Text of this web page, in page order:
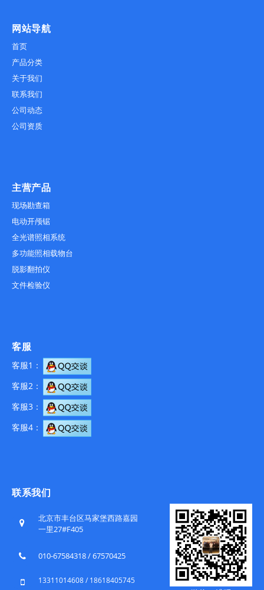
网站导航
首页
产品分类
关于我们
联系我们
公司动态
公司资质
主营产品
现场勘查箱
电动开颅锯
全光谱照相系统
多功能照相载物台
脱影翻拍仪
文件检验仪
客服
客服1：
客服2：
客服3：
客服4：
联系我们
北京市丰台区马家堡西路嘉园
一里27#F405
010-67584318 / 67570425
13311014608 / 18618405745